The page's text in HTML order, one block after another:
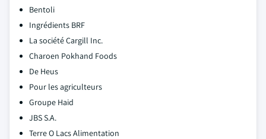
Bentoli
Ingrédients BRF
La société Cargill Inc.
Charoen Pokhand Foods
De Heus
Pour les agriculteurs
Groupe Haid
JBS S.A.
Terre O Lacs Alimentation